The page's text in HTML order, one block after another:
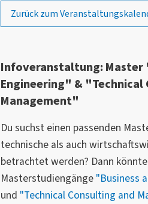
Zurück zum
Infoveranstaltung: Master
Engineering" & "Technical
Management"
Du suchst einen passenden
technische als auch
betrachtet werden? Dann
Masterstudiengänge "Business
und "Technical Consulting and